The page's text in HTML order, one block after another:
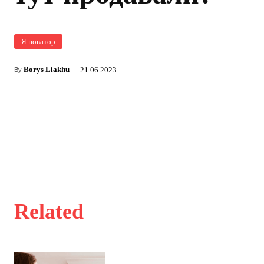
Я новатор
By Borys Liakhu 21.06.2023
Related